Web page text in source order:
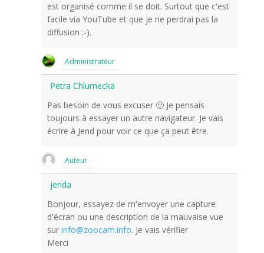
est organisé comme il se doit. Surtout que c'est
facile via YouTube et que je ne perdrai pas la
diffusion :-).
Administrateur
Petra Chlumecka
Pas besoin de vous excuser 🙂 Je pensais
toujours à essayer un autre navigateur. Je vais
écrire à Jend pour voir ce que ça peut être.
Auteur
jenda
Bonjour, essayez de m'envoyer une capture
d'écran ou une description de la mauvaise vue
sur info@zoocam.info. Je vais vérifier
Merci